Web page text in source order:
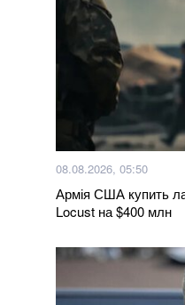
08.08.2026, 05:50
Армія США купить
Locust на $400 млн